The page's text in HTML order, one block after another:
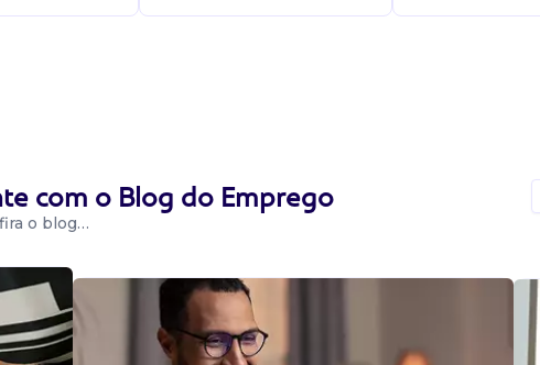
para
e demais
pelo o...
com o Blog do Emprego
o blog…